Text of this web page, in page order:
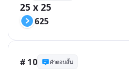
25 x 25
625
# 10 คำตอบสั้น